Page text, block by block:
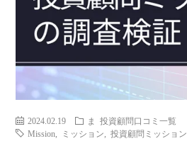
2024.02.19 ま
投資顧問口コミ一覧
Mission
ミッション ,投資顧問ミッション